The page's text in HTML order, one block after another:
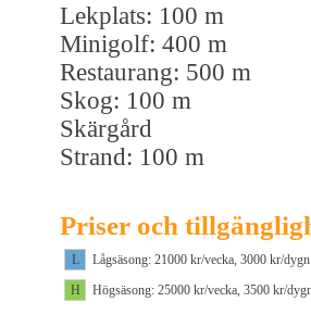
Lekplats: 100 m
Minigolf: 400 m
Restaurang: 500 m
Skog: 100 m
Skärgård
Strand: 100 m
Priser och
L
Lågsäsong: 21000 kr/vecka, 3000 kr/dygn
H
Högsäsong: 25000 kr/vecka, 3500 kr/